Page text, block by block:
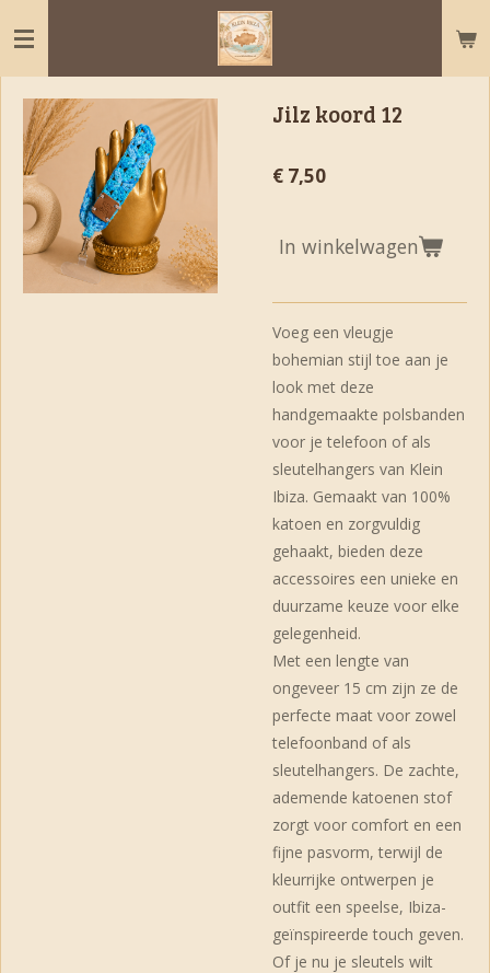
direct
naar
hoofdinhoud
Jilz koord 12
€ 7,50
In winkelwagen
Voeg een vleugje
bohemian stijl toe aan je
look met deze
handgemaakte polsbanden
voor je telefoon of als
sleutelhangers van Klein
Ibiza. Gemaakt van 100%
katoen en zorgvuldig
gehaakt, bieden deze
accessoires een unieke en
duurzame keuze voor elke
gelegenheid.
Met een lengte van
ongeveer 15 cm zijn ze de
perfecte maat voor zowel
telefoonband of als
sleutelhangers. De zachte,
ademende katoenen stof
zorgt voor comfort en een
fijne pasvorm, terwijl de
kleurrijke ontwerpen je
outfit een speelse, Ibiza-
geïnspireerde touch geven.
Of je nu je sleutels wilt